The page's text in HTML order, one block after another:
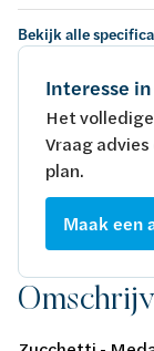
Bekijk alle
Interesse
Het
Vraag
plan.
Maak een